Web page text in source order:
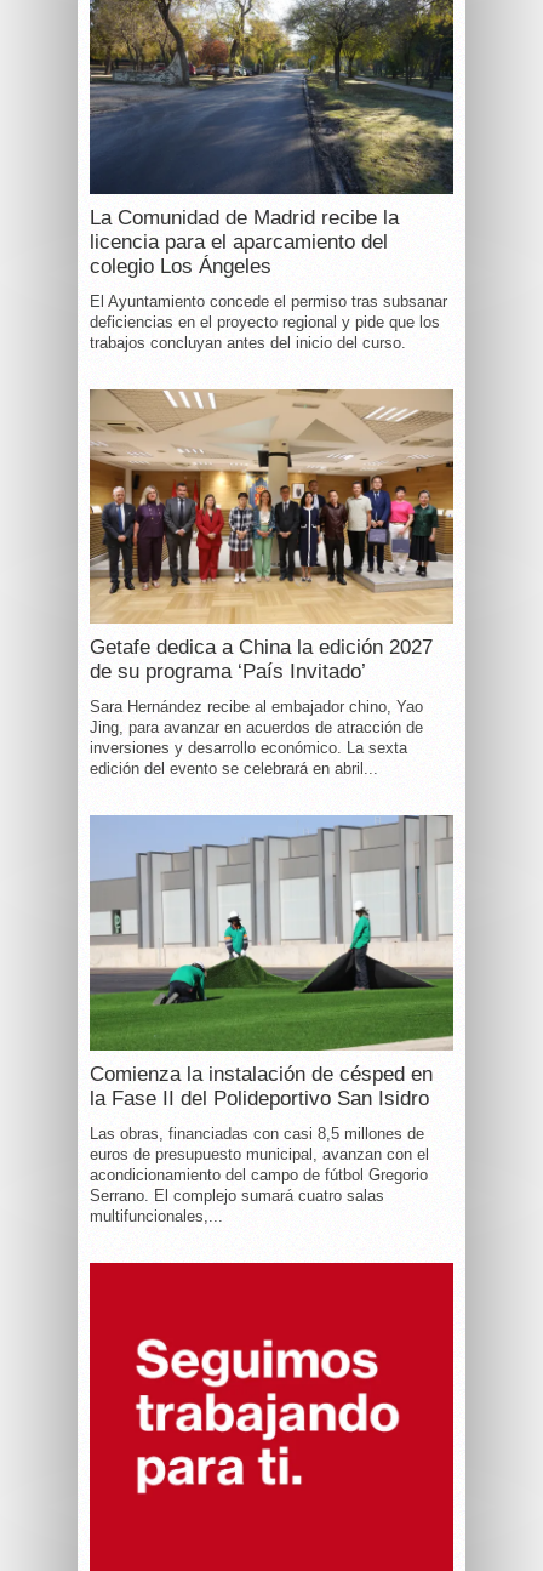
La Comunidad de Madrid recibe la
licencia para el aparcamiento del
colegio Los Ángeles
El Ayuntamiento concede el permiso tras subsanar
deficiencias en el proyecto regional y pide que los
trabajos concluyan antes del inicio del curso.
Getafe dedica a China la edición 2027
de su programa ‘País Invitado’
Sara Hernández recibe al embajador chino, Yao
Jing, para avanzar en acuerdos de atracción de
inversiones y desarrollo económico. La sexta
edición del evento se celebrará en abril...
Comienza la instalación de césped en
la Fase II del Polideportivo San Isidro
Las obras, financiadas con casi 8,5 millones de
euros de presupuesto municipal, avanzan con el
acondicionamiento del campo de fútbol Gregorio
Serrano. El complejo sumará cuatro salas
multifuncionales,...